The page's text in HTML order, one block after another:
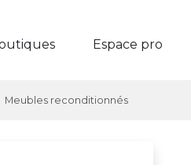
Espace pro
Meubles reconditionnés